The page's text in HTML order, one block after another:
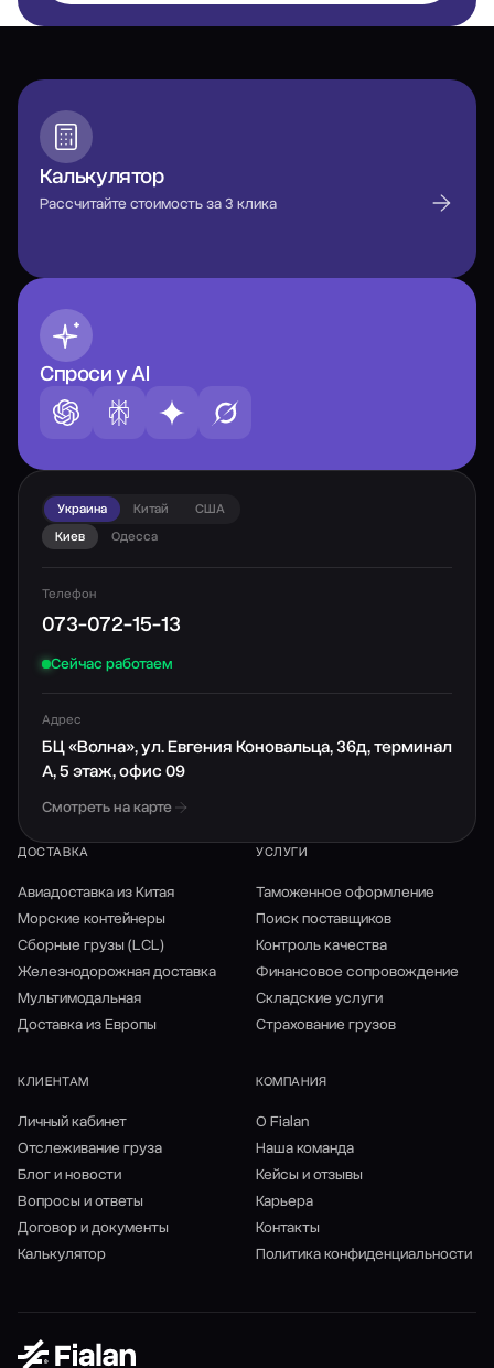
Калькулятор
Рассчитайте стоимость за 3 клика
Спроси у AI
Украина Китай
США
Киев
Одесса
Телефон
073-072-15-13
Сейчас работаем
Адрес
БЦ «Волна», ул. Евгения Коновальца, 36д, терминал
А, 5 этаж, офис 09
Смотреть на карте
ДОСТАВКА
Авиадоставка из Китая
Морские контейнеры
Сборные грузы (LCL)
Железнодорожная доставка
Мультимодальная
Доставка из Европы
УСЛУГИ
Таможенное оформление
Поиск поставщиков
Контроль качества
Финансовое сопровождение
Складские услуги
Страхование грузов
КЛИЕНТАМ
Личный кабинет
Отслеживание груза
Блог и новости
Вопросы и ответы
Договор и документы
Калькулятор
КОМПАНИЯ
О Fialan
Наша команда
Кейсы и отзывы
Карьера
Контакты
Политика конфиденциальности